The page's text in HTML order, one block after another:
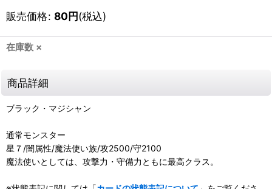
販売価格: 80円(税込)
在庫数 ×
商品詳細
ブラック・マジシャン
通常モンスター
星７/闇属性/魔法使い族/攻2500/守2100
魔法使いとしては、攻撃力・守備力ともに最高クラス。